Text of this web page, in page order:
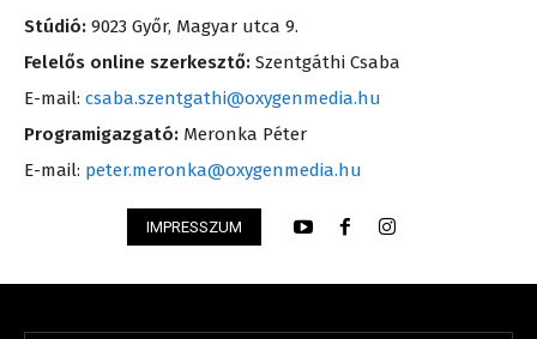
Stúdió: 9023 Győr, Magyar utca 9.
Felelős online szerkesztő: Szentgáthi Csaba
E-mail: csaba.szentgathi@oxygenmedia.hu
Programigazgató: Meronka Péter
E-mail: peter.meronka@oxygenmedia.hu
IMPRESSZUM